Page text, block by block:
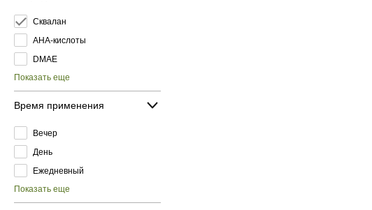
Сквалан
AHA-кислоты
DMAE
Показать еще
Время применения
Вечер
День
Ежедневный
Показать еще